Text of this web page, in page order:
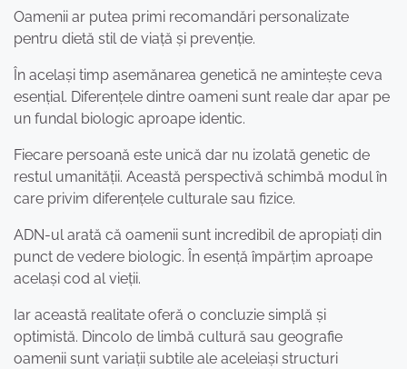
Oamenii ar putea primi recomandări personalizate
pentru dietă stil de viață și prevenție.
În același timp asemănarea genetică ne amintește ceva
esențial. Diferențele dintre oameni sunt reale dar apar pe
un fundal biologic aproape identic.
Fiecare persoană este unică dar nu izolată genetic de
restul umanității. Această perspectivă schimbă modul în
care privim diferențele culturale sau fizice.
ADN-ul arată că oamenii sunt incredibil de apropiați din
punct de vedere biologic. În esență împărțim aproape
același cod al vieții.
Iar această realitate oferă o concluzie simplă și
optimistă. Dincolo de limbă cultură sau geografie
oamenii sunt variații subtile ale aceleiași structuri